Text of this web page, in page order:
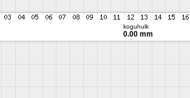
koguhulk
0.00 mm